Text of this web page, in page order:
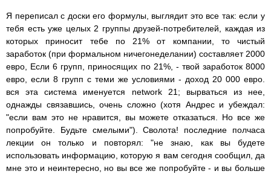
Я переписал с доски его формулы, выглядит это все так: если у
тебя есть уже целых 2 группы друзей-потребителей, каждая из
которых приносит тебе по 21% от компании, то чистый
заработок (при формальном ничегонеделании) составляет 2000
евро, Если 6 групп, приносящих по 21%, - твой заработок 8000
евро, если 8 групп с теми же условиями - доход 20 000 евро.
вся эта система именуется network 21; вырваться из нее,
однажды связавшись, очень сложно (хотя Андрес и убеждал:
"если вам это не нравится, вы можете отказаться. Но все же
попробуйте. Будьте смелыми"). Сволота! последние полчаса
лекции он только и повторял: "не знаю, как вы будете
использовать информацию, которую я вам сегодня сообщил, да
мне это и неинтересно, но вы все же попробуйте - и вы больше